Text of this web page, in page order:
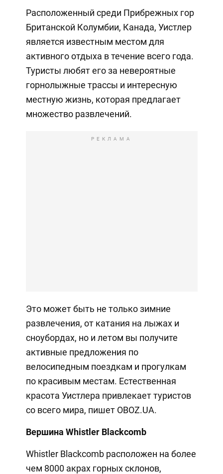
Расположенный среди Прибрежных гор
Британской Колумбии, Канада, Уистлер
является известным местом для
активного отдыха в течение всего года.
Туристы любят его за невероятные
горнолыжные трассы и интересную
местную жизнь, которая предлагает
множество развлечений.
РЕКЛАМА
Это может быть не только зимние
развлечения, от катания на лыжах и
сноубордах, но и летом вы получите
активные предложения по
велосипедным поездкам и прогулкам
по красивым местам. Естественная
красота Уистлера привлекает туристов
со всего мира, пишет OBOZ.UA.
Вершина Whistler Blackcomb
Whistler Blackcomb расположен на более
чем 8000 акрах горных склонов,